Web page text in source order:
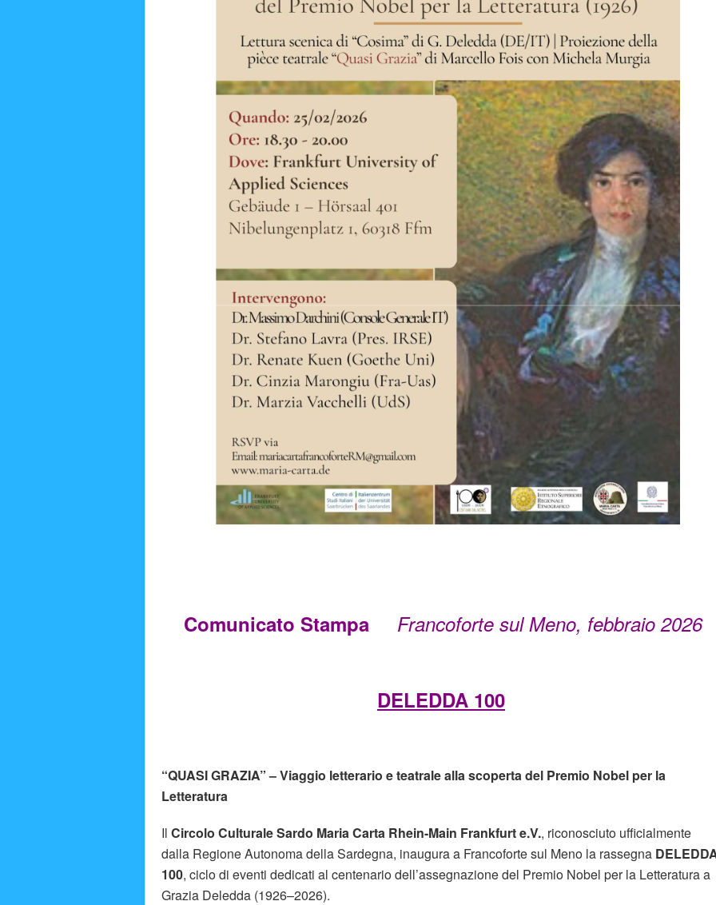
Comunicato Stampa Francoforte sul Meno, febbraio 2026
DELEDDA 100
“QUASI GRAZIA” – Viaggio letterario e teatrale alla scoperta del Premio Nobel per la
Letteratura
Il Circolo Culturale Sardo Maria Carta Rhein-Main Frankfurt e.V., riconosciuto ufficialmente
dalla Regione Autonoma della Sardegna, inaugura a Francoforte sul Meno la rassegna
100, ciclo di eventi dedicati al centenario dell’assegnazione del Premio Nobel per la Letteratura a
Grazia Deledda (1926–2026).